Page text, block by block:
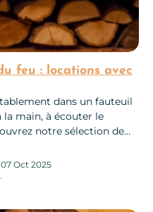
feu : locations avec
dans un fauteuil
la main, à écouter le
notre sélection de
en Aveyron. Des
si vous êtes bien au
Oct 2025